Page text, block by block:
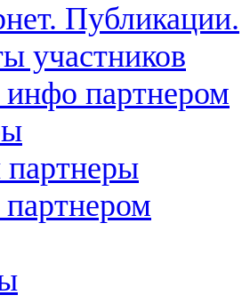
Публикации.
участников
инфо партнером
партнером